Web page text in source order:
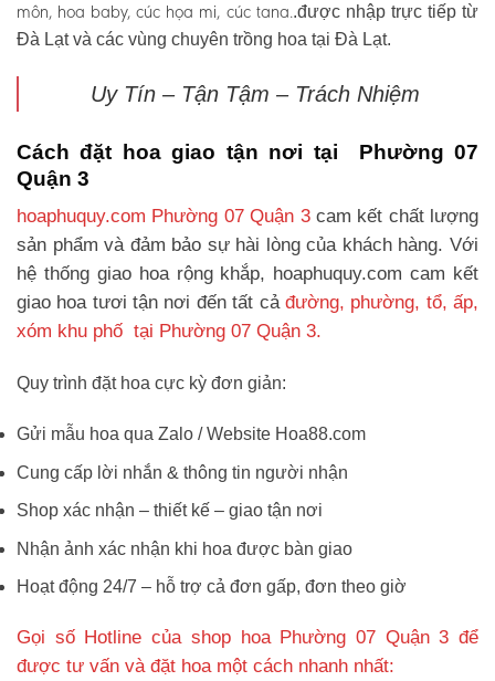
môn, hoa baby, cúc họa mi, cúc tana..được nhập trực tiếp từ
Đà Lạt và các vùng chuyên trồng hoa tại Đà Lạt.
Uy Tín – Tận Tậm – Trách Nhiệm
Cách đặt hoa giao tận nơi tại Phường 07
Quận 3
hoaphuquy.com Phường 07 Quận 3cam kết chất lượng
sản phẩm và đảm bảo sự hài lòng của khách hàng. Với
hệ thống giao hoa rộng khắp, hoaphuquy.com cam kết
giao hoa tươi tận nơi đến tất cả đường, phường, tổ, ấp,
xóm khu phố tại Phường 07 Quận 3.
Quy trình đặt hoa cực kỳ đơn giản:
Gửi mẫu hoa qua Zalo / Website Hoa88.com
Cung cấp lời nhắn & thông tin người nhận
Shop xác nhận – thiết kế – giao tận nơi
Nhận ảnh xác nhận khi hoa được bàn giao
Hoạt động 24/7 – hỗ trợ cả đơn gấp, đơn theo giờ
Gọi số Hotline của shop hoa Phường 07 Quận 3 để
được tư vấn và đặt hoa một cách nhanh nhất: